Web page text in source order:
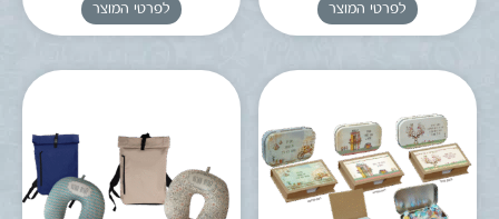
לפרטי המוצר לפרטי המוצר